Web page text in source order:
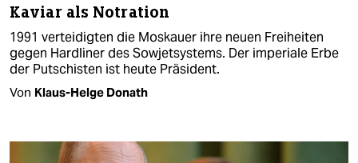
Kaviar als Notration
1991 verteidigten die Moskauer ihre neuen Freiheiten
gegen Hardliner des Sowjetsystems. Der imperiale Erbe
der Putschisten ist heute Präsident.
Von Klaus-Helge Donath